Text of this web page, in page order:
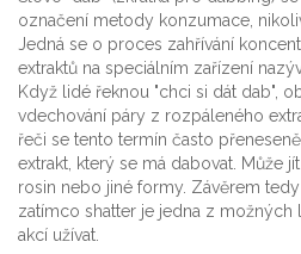
označení metody konzumace,
Jedná se o proces zahřívání
extraktů na speciálním zařízení
Když lidé řeknou "chci si dát dab",
vdechování páry z rozpáleného
řeči se tento termín často
extrakt, který se má dabovat. Může
rosin nebo jiné formy. Závěrem tedy
zatímco shatter je jedna z možných
akcí užívat.